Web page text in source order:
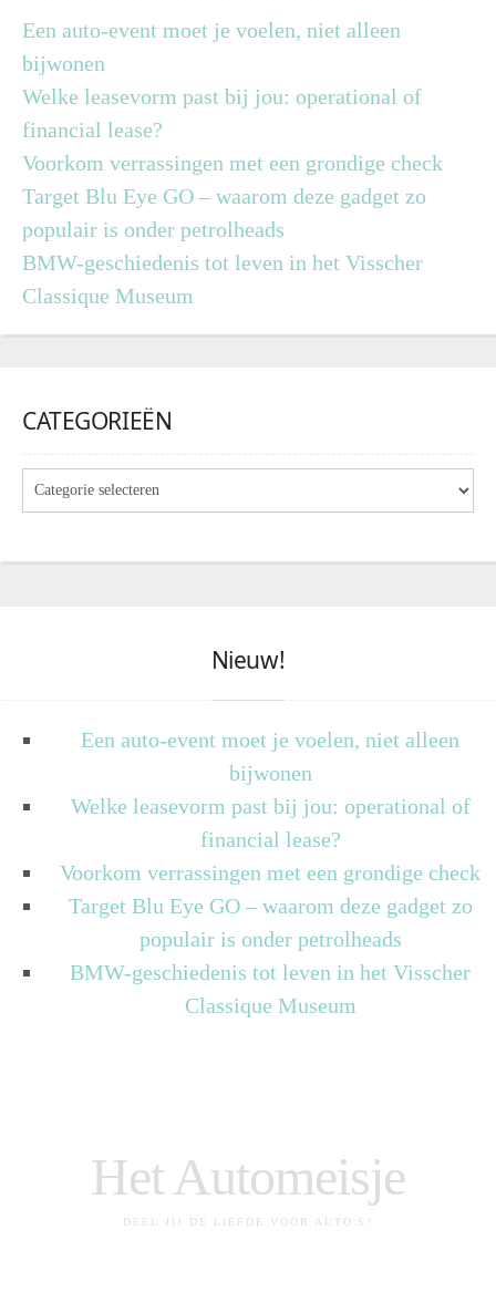
Een auto-event moet je voelen, niet alleen
bijwonen
Welke leasevorm past bij jou: operational of
financial lease?
Voorkom verrassingen met een grondige check
Target Blu Eye GO – waarom deze gadget zo
populair is onder petrolheads
BMW-geschiedenis tot leven in het Visscher
Classique Museum
CATEGORIEËN
Nieuw!
Een auto-event moet je voelen, niet alleen
bijwonen
Welke leasevorm past bij jou: operational of
financial lease?
Voorkom verrassingen met een grondige check
Target Blu Eye GO – waarom deze gadget zo
populair is onder petrolheads
BMW-geschiedenis tot leven in het Visscher
Classique Museum
Het Automeisje
DEEL JIJ DE LIEFDE VOOR AUTO'S?